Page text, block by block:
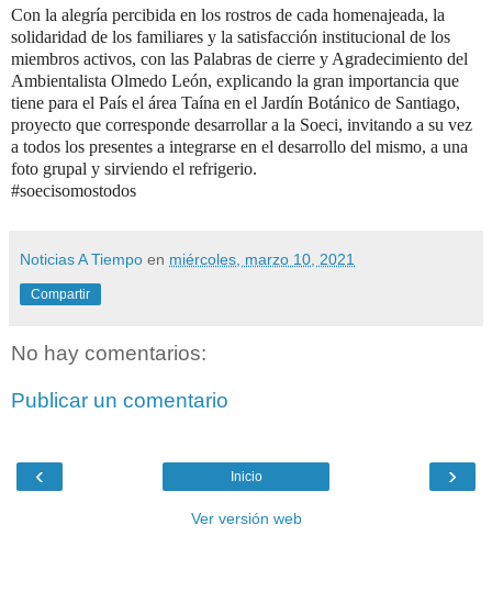
Con la alegría percibida en los rostros de cada homenajeada, la
solidaridad de los familiares y la satisfacción institucional de los
miembros activos, con las Palabras de cierre y Agradecimiento del
Ambientalista Olmedo León, explicando la gran importancia que
tiene para el País el área Taína en el Jardín Botánico de Santiago,
proyecto que corresponde desarrollar a la Soeci, invitando a su vez
a todos los presentes a integrarse en el desarrollo del mismo, a una
foto grupal y sirviendo el refrigerio.
#soecisomostodos
Noticias A Tiempo en miércoles, marzo 10, 2021
Compartir
No hay comentarios:
Publicar un comentario
‹ ›
Inicio
Ver versión web